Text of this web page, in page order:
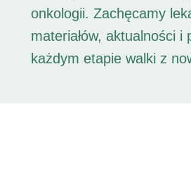
onkologii. Zachęcamy
materiałów, aktualności
każdym etapie walki z